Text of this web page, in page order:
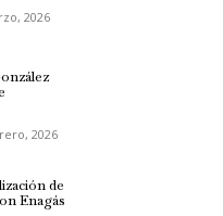
2026
2026
de
Enagás